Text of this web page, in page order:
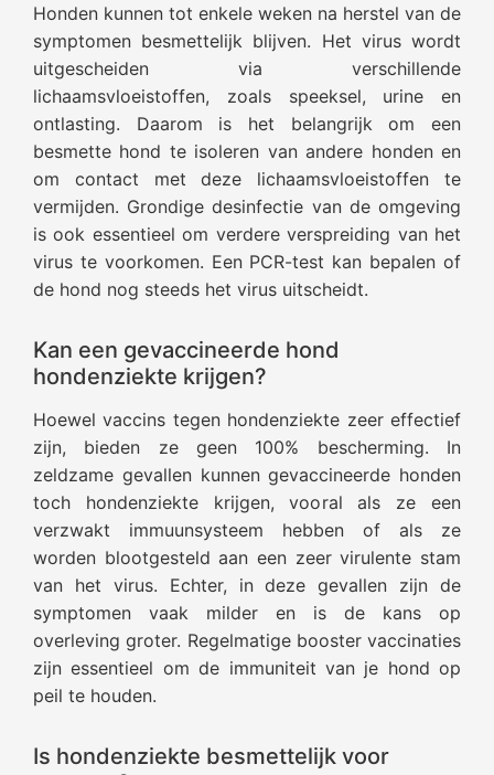
Honden kunnen tot enkele weken na herstel van de
symptomen besmettelijk blijven. Het virus wordt
uitgescheiden via verschillende
lichaamsvloeistoffen, zoals speeksel, urine en
ontlasting. Daarom is het belangrijk om een
besmette hond te isoleren van andere honden en
om contact met deze lichaamsvloeistoffen te
vermijden. Grondige desinfectie van de omgeving
is ook essentieel om verdere verspreiding van het
virus te voorkomen. Een PCR-test kan bepalen of
de hond nog steeds het virus uitscheidt.
Kan een gevaccineerde hond
hondenziekte krijgen?
Hoewel vaccins tegen hondenziekte zeer effectief
zijn, bieden ze geen 100% bescherming. In
zeldzame gevallen kunnen gevaccineerde honden
toch hondenziekte krijgen, vooral als ze een
verzwakt immuunsysteem hebben of als ze
worden blootgesteld aan een zeer virulente stam
van het virus. Echter, in deze gevallen zijn de
symptomen vaak milder en is de kans op
overleving groter. Regelmatige booster vaccinaties
zijn essentieel om de immuniteit van je hond op
peil te houden.
Is hondenziekte besmettelijk voor